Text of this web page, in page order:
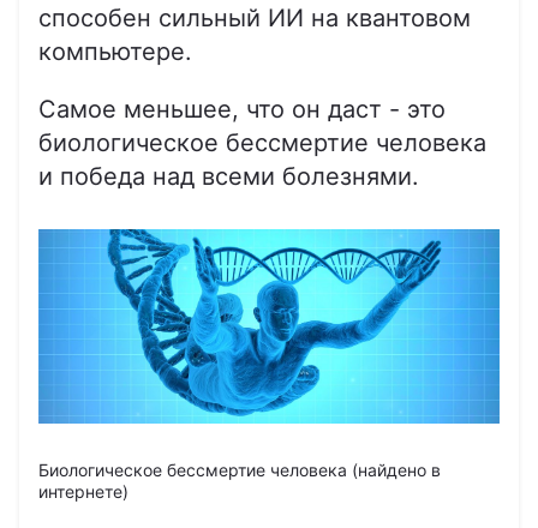
способен сильный ИИ на квантовом
компьютере.
Самое меньшее, что он даст - это
биологическое бессмертие человека
и победа над всеми болезнями.
Биологическое бессмертие человека (найдено в
интернете)